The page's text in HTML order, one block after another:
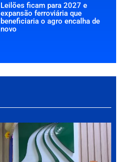
Leilões ficam para 2027 e
expansão ferroviária que
beneficiaria o agro encalha de
novo